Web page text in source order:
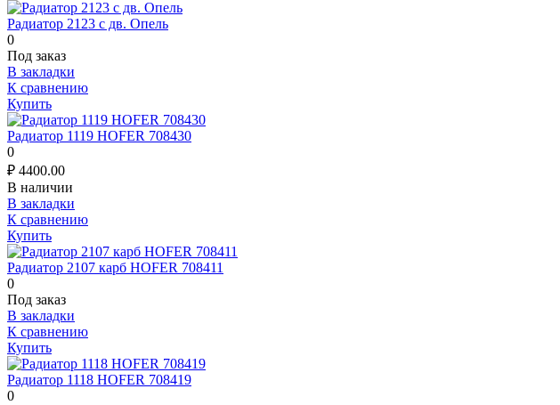
Радиатор 2123 с дв. Опель
0
Под заказ
В закладки
К сравнению
Купить
Радиатор 1119 HOFER 708430
0
₽ 4400.00
В наличии
В закладки
К сравнению
Купить
Радиатор 2107 карб HOFER 708411
0
Под заказ
В закладки
К сравнению
Купить
Радиатор 1118 HOFER 708419
0